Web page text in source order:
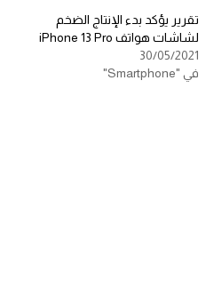
تقرير يؤكد بدء الإنتاج الضخم
لشاشات هواتف iPhone 13 Pro
30/05/2021
في "Smartphone"